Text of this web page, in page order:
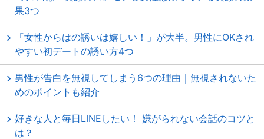
果3つ
「女性からはの誘いは嬉しい！」が大半。男性にOKされ
やすい初デートの誘い方4つ
男性が告白を無視してしまう6つの理由｜無視されないた
めのポイントも紹介
好きな人と毎日LINEしたい！ 嫌がられない会話のコツと
は？